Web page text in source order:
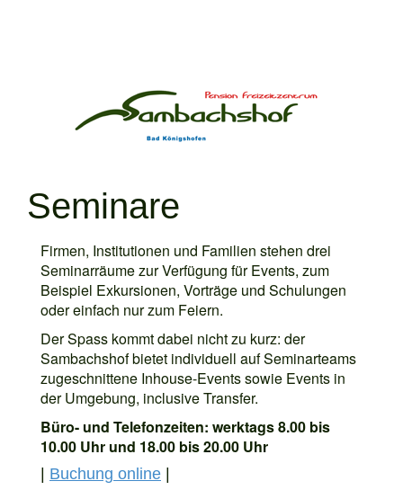
Seminare
Firmen, Institutionen und Familien stehen drei
Seminarräume zur Verfügung für Events, zum
Beispiel Exkursionen, Vorträge und Schulungen
oder einfach nur zum Feiern.
Der Spass kommt dabei nicht zu kurz: der
Sambachshof bietet individuell auf Seminarteams
zugeschnittene Inhouse-Events sowie Events in
der Umgebung, inclusive Transfer.
Büro- und Telefonzeiten: werktags 8.00 bis
10.00 Uhr und 18.00 bis 20.00 Uhr
Buchung online